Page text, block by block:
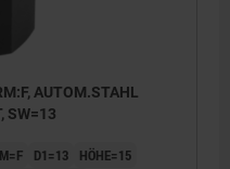
AUTOM.STAHL
SW=13
D1=13
HÖHE=15